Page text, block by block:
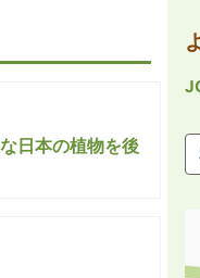
日本の植物を後